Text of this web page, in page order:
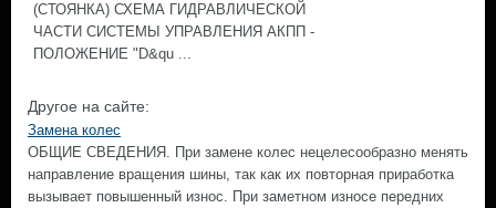
(СТОЯНКА) СХЕМА ГИДРАВЛИЧЕСКОЙ
ЧАСТИ СИСТЕМЫ УПРАВЛЕНИЯ АКПП -
ПОЛОЖЕНИЕ "D&qu ...
Другое на сайте:
Замена колес
ОБЩИЕ СВЕДЕНИЯ. При замене колес нецелесообразно менять
направление вращения шины, так как их повторная приработка
вызывает повышенный износ. При заметном износе передних